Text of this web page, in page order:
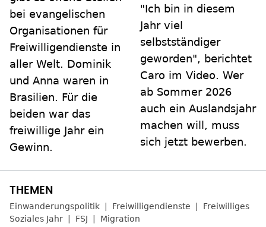
bei evangelischen
Organisationen für
Freiwilligendienste in
aller Welt. Dominik
und Anna waren in
Brasilien. Für die
beiden war das
freiwillige Jahr ein
Gewinn.
"Ich bin in diesem
Jahr viel
selbstständiger
geworden", berichtet
Caro im Video. Wer
ab Sommer 2026
auch ein Auslandsjahr
machen will, muss
sich jetzt bewerben.
Einwanderungspolitik Freiwilligendienste
Freiwilliges
Soziales Jahr
FSJ Migration